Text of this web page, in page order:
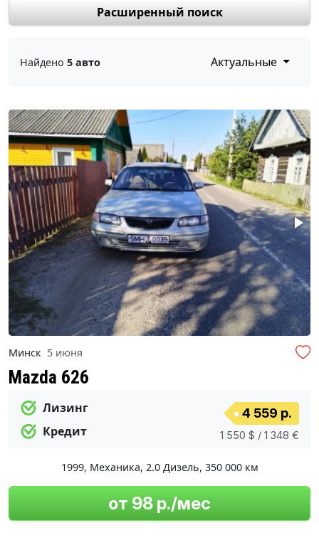
Расширенный поиск
Найдено 5 авто Актуальные
Минск 5 июня
Mazda 626
Лизинг
Кредит
4 559 р.
1 550 $ / 1 348 €
1999, Механика, 2.0 Дизель, 350 000 км
от 98 р./мес